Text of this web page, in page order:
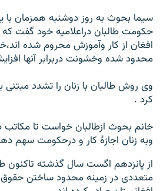
سیما بحوث به روز دوشنبه همزمان
حکومت طالبان دراعلامیه خود گفت که
افغان از کار وآموزش محروم شده
محدود شده وخشونت دربرابر آنها
وی روش طالبان با زنان را تشدد
کرد .
خانم بحوث ازطالبان خواست تا مکاتب
وبه زنان اجازۀ کار و درحکومت سهم
از پانزدهم اگست سال گذشته تاکنون
متعددی در زمینه محدود ساختن حقوق